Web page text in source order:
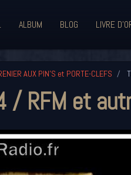
ALBUM BLOG LIVRE
AUX PIN'S et PORTE-CLEFS
/ RFM et